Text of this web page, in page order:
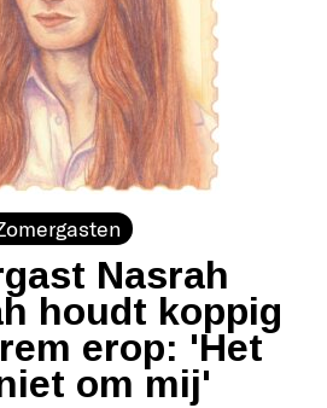
Nasrah
houdt koppig
erop: 'Het
om mij'